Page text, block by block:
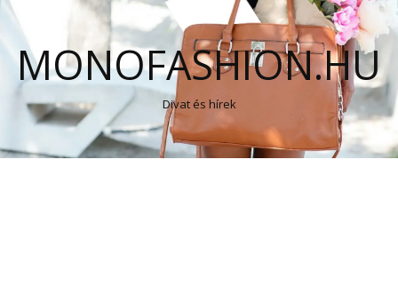
MONOFASHION.HU
Divat és hírek